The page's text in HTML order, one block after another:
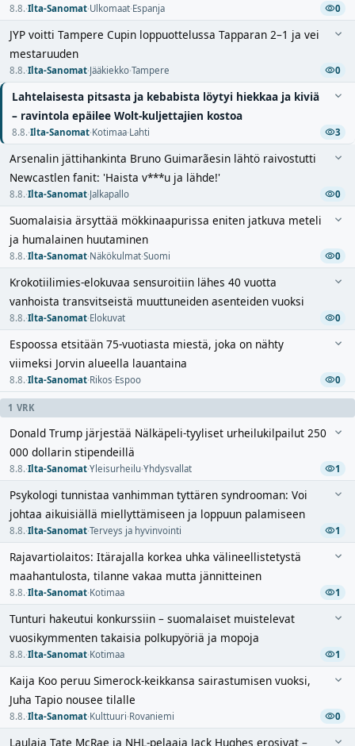
8.8.·Ilta-Sanomat·Ulkomaat·Espanja 0
JYP voitti Tampere Cupin loppuottelussa Tapparan 2–1 ja vei
mestaruuden
8.8.·Ilta-Sanomat·Jääkiekko·Tampere 0
Lahtelaisesta pitsasta ja kebabista löytyi hiekkaa ja kiviä
– ravintola epäilee Wolt-kuljettajien kostoa
8.8.·Ilta-Sanomat·Kotimaa·Lahti 3
Arsenalin jättihankinta Bruno Guimarãesin lähtö raivostutti
Newcastlen fanit: 'Haista v***u ja lähde!'
8.8.·Ilta-Sanomat·Jalkapallo 0
Suomalaisia ärsyttää mökkinaapurissa eniten jatkuva meteli
ja humalainen huutaminen
8.8.·Ilta-Sanomat·Näkökulmat·Suomi 0
Krokotiilimies-elokuvaa sensuroitiin lähes 40 vuotta
vanhoista transvitseistä muuttuneiden asenteiden vuoksi
8.8.·Ilta-Sanomat·Elokuvat 0
Espoossa etsitään 75-vuotiasta miestä, joka on nähty
viimeksi Jorvin alueella lauantaina
8.8.·Ilta-Sanomat·Rikos·Espoo 0
1 VRK
Donald Trump järjestää Nälkäpeli-tyyliset urheilukilpailut 250
000 dollarin stipendeillä
8.8.·Ilta-Sanomat·Yleisurheilu·Yhdysvallat 1
Psykologi tunnistaa vanhimman tyttären syndrooman: Voi
johtaa aikuisiällä miellyttämiseen ja loppuun palamiseen
8.8.·Ilta-Sanomat·Terveys ja hyvinvointi 1
Rajavartiolaitos: Itärajalla korkea uhka välineellistetystä
maahantulosta, tilanne vakaa mutta jännitteinen
8.8.·Ilta-Sanomat·Kotimaa 1
Tunturi hakeutui konkurssiin – suomalaiset muistelevat
vuosikymmenten takaisia polkupyöriä ja mopoja
8.8.·Ilta-Sanomat·Kotimaa 1
Kaija Koo peruu Simerock-keikkansa sairastumisen vuoksi,
Juha Tapio nousee tilalle
8.8.·Ilta-Sanomat·Kulttuuri·Rovaniemi 0
Laulaja Tate McRae ja NHL-pelaaja Jack Hughes erosivat –